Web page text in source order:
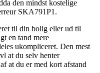
den mindst kostelige
SKA791P1.
til din bolig eller ud til
en tand mere
ukompliceret. Den mest
at du selv henter
at du er med kort afstand